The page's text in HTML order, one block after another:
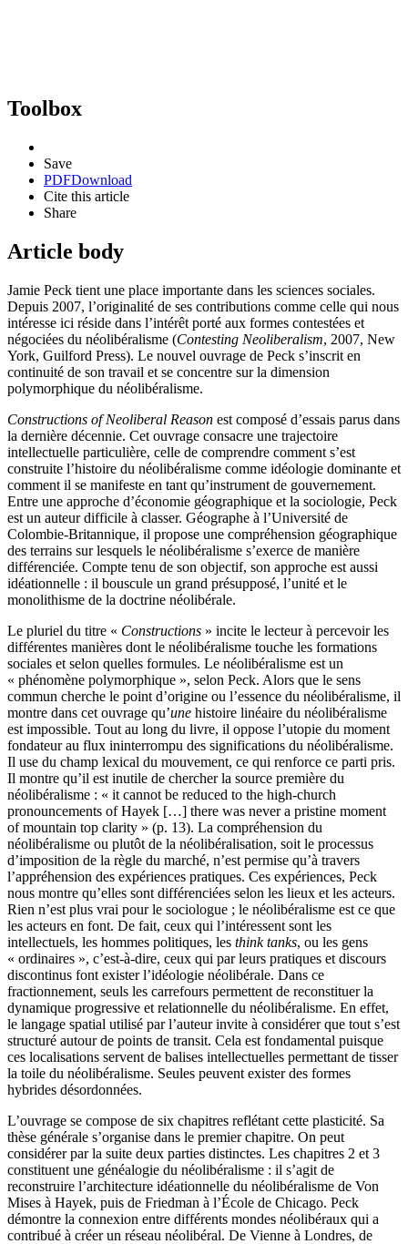
Toolbox
Save
PDFDownload
Cite this article
Share
Article body
Jamie Peck tient une place importante dans les sciences sociales.
Depuis 2007, l’originalité de ses contributions comme celle qui nous
intéresse ici réside dans l’intérêt porté aux formes contestées et
négociées du néolibéralisme (Contesting Neoliberalism, 2007, New
York, Guilford Press). Le nouvel ouvrage de Peck s’inscrit en
continuité de son travail et se concentre sur la dimension
polymorphique du néolibéralisme.
Constructions of Neoliberal Reason est composé d’essais parus dans
la dernière décennie. Cet ouvrage consacre une trajectoire
intellectuelle particulière, celle de comprendre comment s’est
construite l’histoire du néolibéralisme comme idéologie dominante et
comment il se manifeste en tant qu’instrument de gouvernement.
Entre une approche d’économie géographique et la sociologie, Peck
est un auteur difficile à classer. Géographe à l’Université de
Colombie-Britannique, il propose une compréhension géographique
des terrains sur lesquels le néolibéralisme s’exerce de manière
différenciée. Compte tenu de son objectif, son approche est aussi
idéationnelle : il bouscule un grand présupposé, l’unité et le
monolithisme de la doctrine néolibérale.
Le pluriel du titre « Constructions » incite le lecteur à percevoir les
différentes manières dont le néolibéralisme touche les formations
sociales et selon quelles formules. Le néolibéralisme est un
« phénomène polymorphique », selon Peck. Alors que le sens
commun cherche le point d’origine ou l’essence du néolibéralisme, il
montre dans cet ouvrage qu’une histoire linéaire du néolibéralisme
est impossible. Tout au long du livre, il oppose l’utopie du moment
fondateur au flux ininterrompu des significations du néolibéralisme.
Il use du champ lexical du mouvement, ce qui renforce ce parti pris.
Il montre qu’il est inutile de chercher la source première du
néolibéralisme : « it cannot be reduced to the high-church
pronouncements of Hayek […] there was never a pristine moment
of mountain top clarity » (p. 13). La compréhension du
néolibéralisme ou plutôt de la néolibéralisation, soit le processus
d’imposition de la règle du marché, n’est permise qu’à travers
l’appréhension des expériences pratiques. Ces expériences, Peck
nous montre qu’elles sont différenciées selon les lieux et les acteurs.
Rien n’est plus vrai pour le sociologue ; le néolibéralisme est ce que
les acteurs en font. De fait, ceux qui l’intéressent sont les
intellectuels, les hommes politiques, les think tanks, ou les gens
« ordinaires », c’est-à-dire, ceux qui par leurs pratiques et discours
discontinus font exister l’idéologie néolibérale. Dans ce
fractionnement, seuls les carrefours permettent de reconstituer la
dynamique progressive et relationnelle du néolibéralisme. En effet,
le langage spatial utilisé par l’auteur invite à considérer que tout s’est
structuré autour de points de transit. Cela est fondamental puisque
ces localisations servent de balises intellectuelles permettant de tisser
la toile du néolibéralisme. Seules peuvent exister des formes
hybrides désordonnées.
L’ouvrage se compose de six chapitres reflétant cette plasticité. Sa
thèse générale s’organise dans le premier chapitre. On peut
considérer par la suite deux parties distinctes. Les chapitres 2 et 3
constituent une généalogie du néolibéralisme : il s’agit de
reconstruire l’architecture idéationnelle du néolibéralisme de Von
Mises à Hayek, puis de Friedman à l’École de Chicago. Peck
démontre la connexion entre différents mondes néolibéraux qui a
contribué à créer un réseau néolibéral. De Vienne à Londres, de